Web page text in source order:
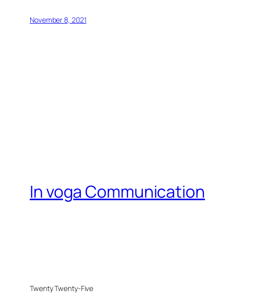
November 8, 2021
In voga Communication
Twenty Twenty-Five